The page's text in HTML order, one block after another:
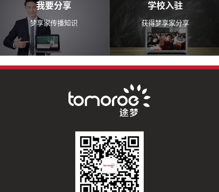
我要分享
梦享家传播知识
学校入驻
获得梦享家分享